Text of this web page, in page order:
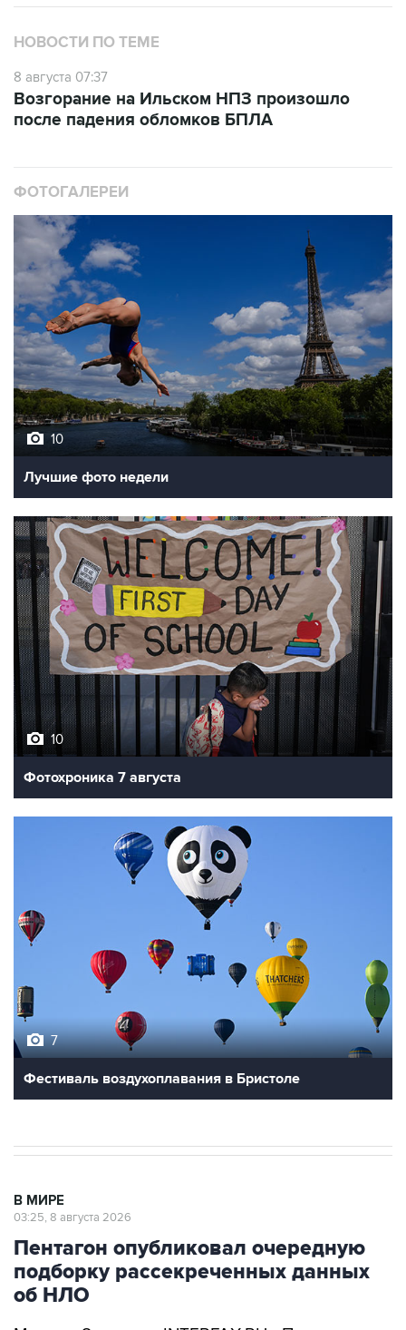
НОВОСТИ ПО ТЕМЕ
8 августа 07:37
Возгорание на Ильском НПЗ произошло
после падения обломков БПЛА
ФОТОГАЛЕРЕИ
10
Лучшие фото недели
10
Фотохроника 7 августа
7
Фестиваль воздухоплавания в Бристоле
В МИРЕ
03:25, 8 августа 2026
Пентагон опубликовал очередную
подборку рассекреченных данных
об НЛО